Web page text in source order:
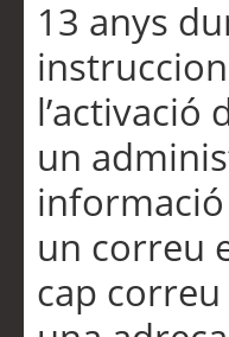
13 anys
l’activació
un
un correu
cap